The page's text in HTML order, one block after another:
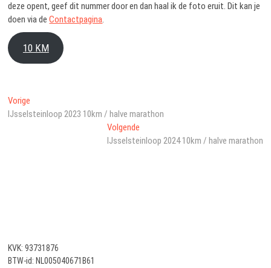
deze opent, geef dit nummer door en dan haal ik de foto eruit. Dit kan je
doen via deContactpagina.
10 KM
Bericht
navigatie
Vorige
bericht:
IJsselsteinloop 2023 10km / halve marathon
VolgendeVolgend
bericht:
IJsselsteinloop 2024 10km / halve marathon
KVK: 93731876
BTW-id: NL005040671B61